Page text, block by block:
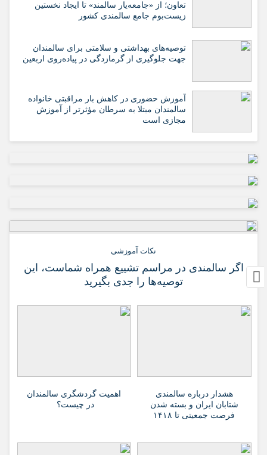
تعاون؛ از «جامعه‌یار سالمند» تا ایجاد نخستین
زیست‌بوم جامع سالمندی کشور
️توصیه‌های بهداشتی و سلامتی برای سالمندان
جهت جلوگیری از گرمازدگی در پیاده‌روی اربعین
آموزش حضوری در کاهش بار مراقبتی خانواده
سالمندان مبتلا به سرطان مؤثرتر از آموزش
مجازی است
نکات آموزشی
اگر سالمندی در مراسم تشییع همراه شماست، این
توصیه‌ها را جدی بگیرید
هشدار درباره سالمندی
شتابان ایران و بسته شدن
فرصت جمعیتی تا ۱۴۱۸
اهمیت گردشگری سالمندان
در چیست؟